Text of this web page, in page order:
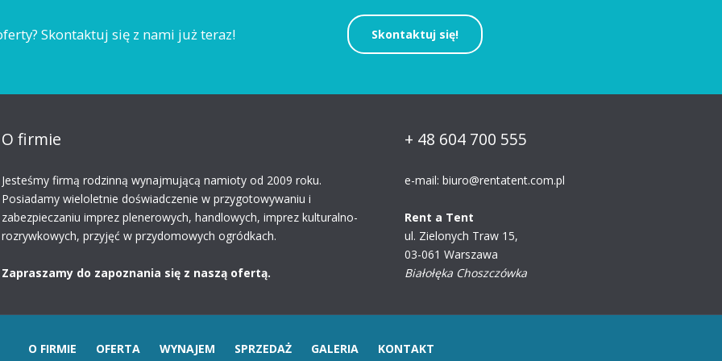
Skontaktuj się z nami już teraz! Skontaktuj się!
O firmie
Jesteśmy firmą rodzinną wynajmującą namioty od 2009 roku.
Posiadamy wieloletnie doświadczenie w przygotowywaniu i
zabezpieczaniu imprez plenerowych, handlowych, imprez kulturalno-
rozrywkowych, przyjęć w przydomowych ogródkach.
Zapraszamy do zapoznania się z naszą ofertą.
+ 48 604 700 555
e-mail: biuro@rentatent.com.pl
Rent a Tent
ul. Zielonych Traw 15,
03-061 Warszawa
Białołęka Choszczówka
O FIRMIE OFERTA WYNAJEM SPRZEDAŻ GALERIA KONTAKT